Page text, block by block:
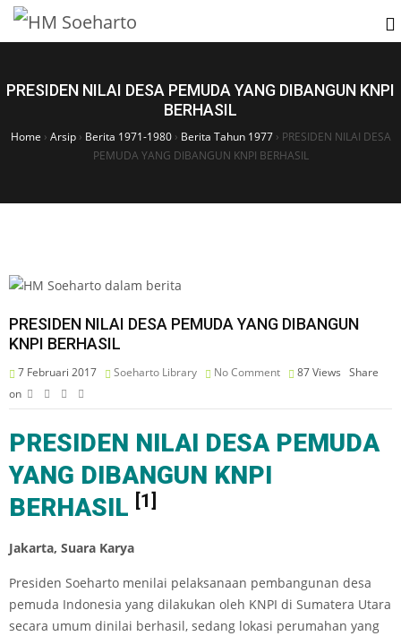
PRESIDEN NILAI DESA PEMUDA YANG DIBANGUN KNPI
BERHASIL
Home › Arsip› Berita 1971-1980› Berita Tahun 1977› PRESIDEN NILAI DESA
PEMUDA YANG DIBANGUN KNPI BERHASIL
PRESIDEN NILAI DESA PEMUDA YANG DIBANGUN
KNPI BERHASIL
7 Februari 2017 Soeharto Library No Comment 87Views Share
on
PRESIDEN NILAI DESA PEMUDA
YANG DIBANGUN KNPI
BERHASIL [1]
Jakarta, Suara Karya
Presiden Soeharto menilai pelaksanaan pembangunan desa
pemuda Indonesia yang dilakukan oleh KNPI di Sumatera Utara
secara umum dinilai berhasil, sedang lokasi perumahan yang